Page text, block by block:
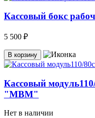
Кассовый бокс
5 500 ₽
В корзину
Кассовый
"МВМ"
Нет в наличии